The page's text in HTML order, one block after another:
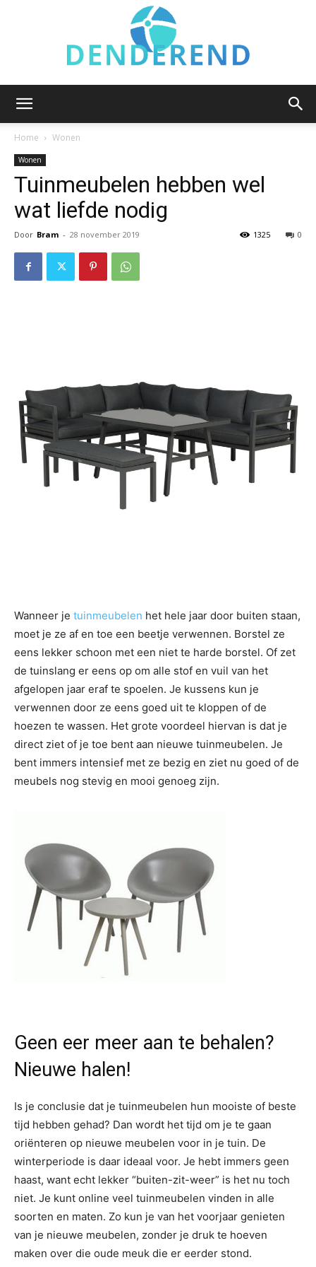
Home
Wonen
Wonen
Tuinmeubelen hebben wel
wat liefde nodig
Door Bram - 28 november 2019 0
1325
Wanneer je tuinmeubelen het hele jaar door buiten staan,
moet je ze af en toe een beetje verwennen. Borstel ze
eens lekker schoon met een niet te harde borstel. Of zet
de tuinslang er eens op om alle stof en vuil van het
afgelopen jaar eraf te spoelen. Je kussens kun je
verwennen door ze eens goed uit te kloppen of de
hoezen te wassen. Het grote voordeel hiervan is dat je
direct ziet of je toe bent aan nieuwe tuinmeubelen. Je
bent immers intensief met ze bezig en ziet nu goed of de
meubels nog stevig en mooi genoeg zijn.
Geen eer meer aan te behalen?
Nieuwe halen!
Is je conclusie dat je tuinmeubelen hun mooiste of beste
tijd hebben gehad? Dan wordt het tijd om je te gaan
oriënteren op nieuwe meubelen voor in je tuin. De
winterperiode is daar ideaal voor. Je hebt immers geen
haast, want echt lekker “buiten-zit-weer” is het nu toch
niet. Je kunt online veel tuinmeubelen vinden in alle
soorten en maten. Zo kun je van het voorjaar genieten
van je nieuwe meubelen, zonder je druk te hoeven
maken over die oude meuk die er eerder stond.